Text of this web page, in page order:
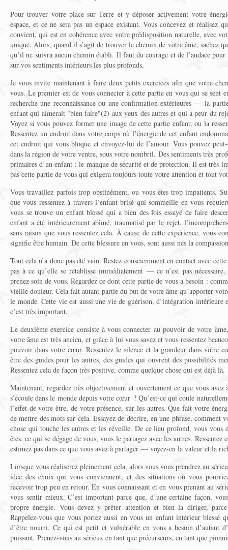
Pour trouver votre place sur Terre et y déposer activement votre
espace, et ce ne sera pas un espace existant. Vous concevez et réalisez
convient, qui est en cohérence avec votre prédisposition naturelle, avec
unique. Alors, quand il s’agit de trouver le chemin de votre âme, sachez
qu’il ne suivra aucun chemin établi. Il faut du courage et de l’audace
sur vos sentiments intérieurs les plus profonds.
Je vous invite maintenant à faire deux petits exercices afin que votre
vous. Le premier est de vous connecter à cette partie en vous qui se sent
recherche une reconnaissance ou une confirmation extérieures — la
enfant qui aimerait "bien faire"(2) aux yeux des autres et qui a peur du
Voyez si vous pouvez former une image de cette partie enfant, ou la
Ressentez un endroit dans votre corps où l’énergie de cet enfant
cet endroit qui vous bloque et envoyez-lui de l’amour. Vous pouvez
dans la région de votre ventre, sous votre nombril. Des sentiments très
primaires d’un enfant : le manque de sécurité et de protection. Il est très
pas cette partie de vous qui exigera toujours toute votre attention et tout
Vous travaillez parfois trop obstinément, ou vous êtes trop impatients.
que vous ressentez à travers l’enfant brisé qui sommeille en vous
vous se trouve un enfant blessé qui a bien des fois essayé de faire
enfant a été intérieurement abîmé, traumatisé par le rejet,
sans raison que vous ressentez cela. À cause de cette expérience, vous
signifie être humain. De cette blessure en vous, sont aussi nés la
Tout cela n’a donc pas été vain. Restez consciemment en contact avec
pas à ce qu’elle se rétablisse immédiatement — ce n’est pas
prenez soin de vous. Regardez ce dont cette partie de vous a besoin :
vieille douleur. Cela fait autant partie du but de votre âme qu’apporter
le monde. Cette vie est aussi une vie de guérison, d’intégration intérieure
c’est très important.
Le deuxième exercice consiste à vous connecter au pouvoir de votre
votre âme est très ancien, et grâce à lui vous savez et vous ressentez
pouvoir dans votre cœur. Ressentez le silence et la grandeur dans votre
être des guides pour les autres, des guides qui ouvrent des possibilités
Ressentez cela de façon très positive, comme quelque chose qui est déjà là.
Maintenant, regardez très objectivement et ouvertement ce que vous avez
s’écoule dans le monde depuis votre cœur ? Qu’est-ce qui coule
l’effet de votre être, de votre présence, sur les autres. Que fait votre
de mettre des mots sur cela. Essayez de décrire, en une phrase, comment
chose qui touche les autres et les réveille. De ce lieu profond, vous vous
êtes, ce qui se dégage de vous, vous le partagez avec les autres.
estimez pas dans ce que vous avez à partager — voyez-en la valeur et la
Lorsque vous réaliserez pleinement cela, alors vous vous prendrez au
idée des choix qui vous conviennent, et des situations où vous
recevoir trop peu en retour. En vous connaissant et en vous prenant au
vous sentir mieux. C’est important parce que, d’une certaine façon,
propre énergie. Vous devez y prêter attention et bien la diriger,
Rappelez-vous que vous portez aussi en vous un enfant intérieur blessé
d’être nourri. Ce qui est petit et vulnérable en vous a besoin d’autant
puissant. Prenez-vous au sérieux en tant que précurseurs, en tant que